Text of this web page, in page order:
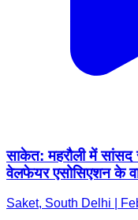
साकेत: महरौली में सांसद
वेलफेयर एसोसिएशन के
Saket, South Delhi |